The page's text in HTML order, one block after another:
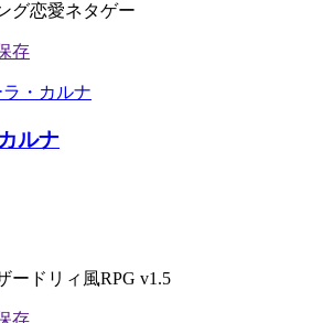
グ恋愛ネタゲー
ルナ
ードリィ風RPG v1.5